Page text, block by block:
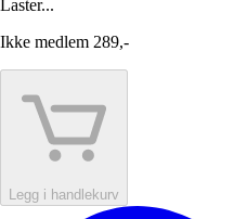
Laster...
Ikke medlem 289,-
Legg i handlekurv